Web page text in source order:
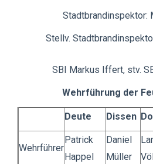
Stadtbrandinspektor:
Stellv.
SBI Markus Iffert, stv.
Wehrführung der
Deute Dissen
Wehrführer
Patrick
Happel
Daniel
Müller